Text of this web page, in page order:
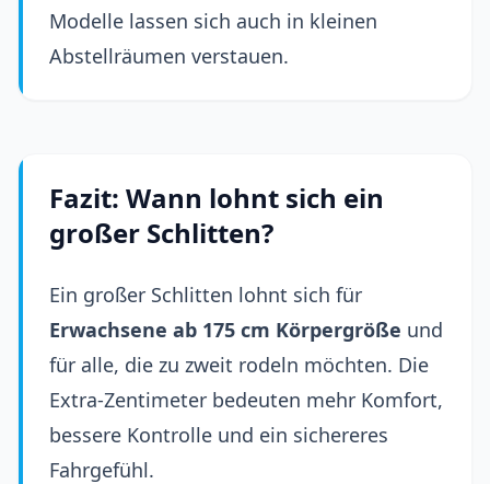
Modelle lassen sich auch in kleinen
Abstellräumen verstauen.
Fazit: Wann lohnt sich ein
großer Schlitten?
Ein großer Schlitten lohnt sich für
Erwachsene ab 175 cm Körpergröße und
für alle, die zu zweit rodeln möchten. Die
Extra-Zentimeter bedeuten mehr Komfort,
bessere Kontrolle und ein sichereres
Fahrgefühl.